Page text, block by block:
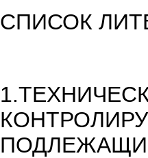
СПИСОК